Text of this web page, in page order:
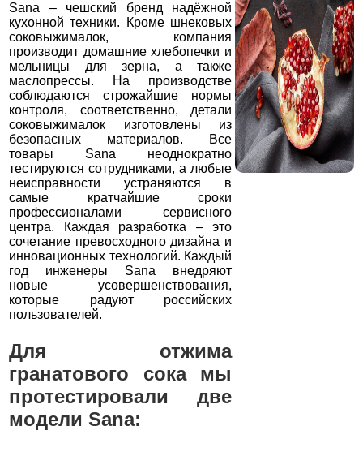
Sana – чешский бренд надёжной
кухонной техники. Кроме шнековых
соковыжималок, компания
производит домашние хлебопечки и
мельницы для зерна, а также
маслопрессы. На производстве
соблюдаются строжайшие нормы
контроля, соответственно, детали
соковыжималок изготовлены из
безопасных материалов. Все
товары Sana неоднократно
тестируются сотрудниками, а любые
неисправности устраняются в
самые кратчайшие сроки
профессионалами сервисного
центра. Каждая разработка – это
сочетание превосходного дизайна и
инновационных технологий. Каждый
год инженеры Sana внедряют
новые усовершенствования,
которые радуют российских
пользователей.
Для отжима
гранатового сока мы
протестировали две
модели Sana: